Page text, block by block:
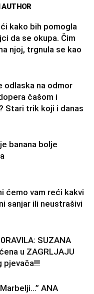
AUTHOR
kako bih pomogla
da se okupa. Čim
njoj, trgnula se kao
odlaska na odmor
čašom i
Stari trik koji i danas
banana bolje
ćemo vam reći kakvi
sanjar ili neustrašivi
SUZANA
u ZAGRLJAJU
pjevača!!!
ANA